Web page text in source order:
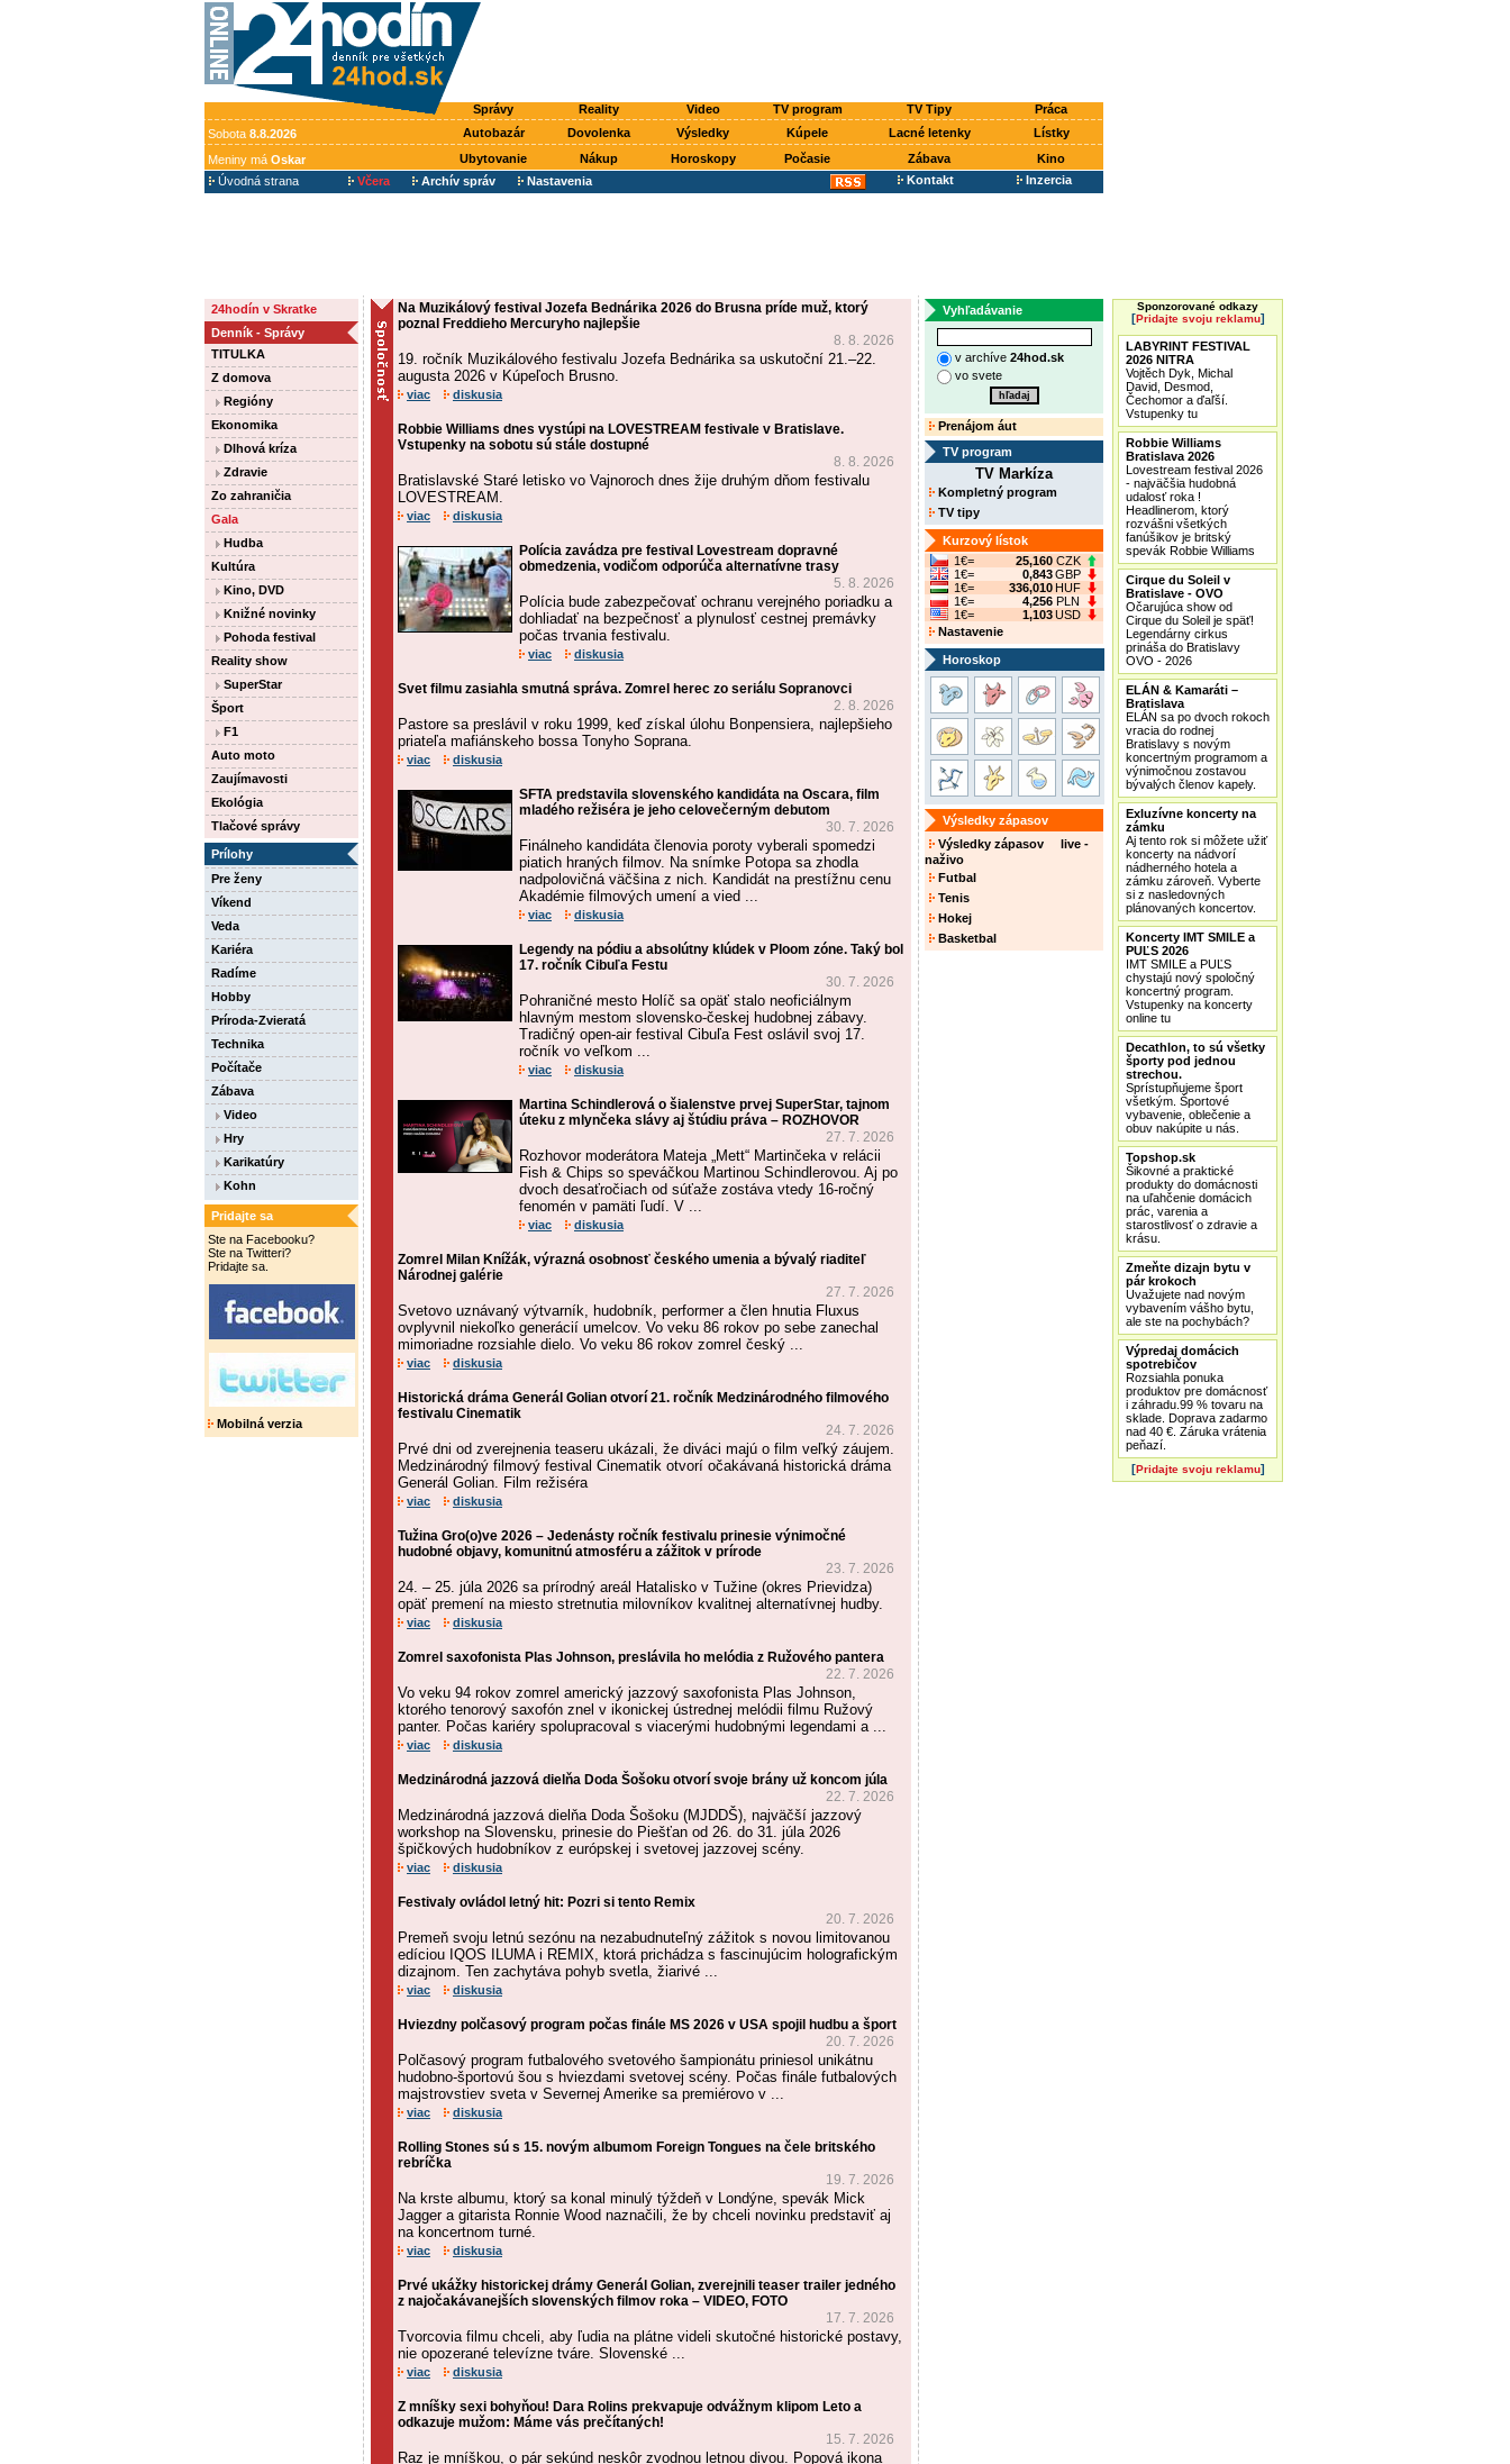
Správy Reality Video TV program TV Tipy
Práca
Sobota 8.8.2026 Autobazár Dovolenka Výsledky Kúpele Lacné letenky
Lístky
Meniny má Oskar Ubytovanie Nákup Horoskopy Počasie Zábava
Kino
Úvodná strana
Včera Archív správ Nastavenia Kontakt Inzercia
24hodín v Skratke
Denník - Správy
TITULKA
Z domova
Regióny
Ekonomika
Dlhová kríza
Zdravie
Zo zahraničia
Gala
Hudba
Kultúra
Kino, DVD
Knižné novinky
Pohoda festival
Reality show
SuperStar
Šport
F1
Auto moto
Zaujímavosti
Ekológia
Tlačové správy
Prílohy
Pre ženy
Víkend
Veda
Kariéra
Radíme
Hobby
Príroda-Zvieratá
Technika
Počítače
Zábava
Video
Hry
Karikatúry
Kohn
Pridajte sa
Ste na Facebooku?
Ste na Twitteri?
Pridajte sa.
Mobilná verzia
Na Muzikálový festival Jozefa Bednárika 2026 do Brusna príde muž, ktorý
poznal Freddieho Mercuryho najlepšie
8. 8. 2026
19. ročník Muzikálového festivalu Jozefa Bednárika sa uskutoční 21.–22.
augusta 2026 v Kúpeľoch Brusno.
viac diskusia
Robbie Williams dnes vystúpi na LOVESTREAM festivale v Bratislave.
Vstupenky na sobotu sú stále dostupné
8. 8. 2026
Bratislavské Staré letisko vo Vajnoroch dnes žije druhým dňom festivalu
LOVESTREAM.
viac diskusia
Polícia zavádza pre festival Lovestream dopravné
obmedzenia, vodičom odporúča alternatívne trasy
5. 8. 2026
Polícia bude zabezpečovať ochranu verejného poriadku a
dohliadať na bezpečnosť a plynulosť cestnej premávky
počas trvania festivalu.
viac diskusia
Svet filmu zasiahla smutná správa. Zomrel herec zo seriálu Sopranovci
2. 8. 2026
Pastore sa preslávil v roku 1999, keď získal úlohu Bonpensiera, najlepšieho
priateľa mafiánskeho bossa Tonyho Soprana.
viac diskusia
SFTA predstavila slovenského kandidáta na Oscara, film
mladého režiséra je jeho celovečerným debutom
30. 7. 2026
Finálneho kandidáta členovia poroty vyberali spomedzi
piatich hraných filmov. Na snímke Potopa sa zhodla
nadpolovičná väčšina z nich. Kandidát na prestížnu cenu
Akadémie filmových umení a vied ...
viac diskusia
Legendy na pódiu a absolútny klúdek v Ploom zóne. Taký bol
17. ročník Cibuľa Festu
30. 7. 2026
Pohraničné mesto Holíč sa opäť stalo neoficiálnym
hlavným mestom slovensko-českej hudobnej zábavy.
Tradičný open-air festival Cibuľa Fest oslávil svoj 17.
ročník vo veľkom ...
viac diskusia
Martina Schindlerová o šialenstve prvej SuperStar, tajnom
úteku z mlynčeka slávy aj štúdiu práva – ROZHOVOR
27. 7. 2026
Rozhovor moderátora Mateja „Mett“ Martinčeka v relácii
Fish & Chips so speváčkou Martinou Schindlerovou. Aj po
dvoch desaťročiach od súťaže zostáva vtedy 16-ročný
fenomén v pamäti ľudí. V ...
viac diskusia
Zomrel Milan Knížák, výrazná osobnosť českého umenia a bývalý riaditeľ
Národnej galérie
27. 7. 2026
Svetovo uznávaný výtvarník, hudobník, performer a člen hnutia Fluxus
ovplyvnil niekoľko generácií umelcov. Vo veku 86 rokov po sebe zanechal
mimoriadne rozsiahle dielo. Vo veku 86 rokov zomrel český ...
viac diskusia
Historická dráma Generál Golian otvorí 21. ročník Medzinárodného filmového
festivalu Cinematik
24. 7. 2026
Prvé dni od zverejnenia teaseru ukázali, že diváci majú o film veľký záujem.
Medzinárodný filmový festival Cinematik otvorí očakávaná historická dráma
Generál Golian. Film režiséra
viac diskusia
Tužina Gro(o)ve 2026 – Jedenásty ročník festivalu prinesie výnimočné
hudobné objavy, komunitnú atmosféru a zážitok v prírode
23. 7. 2026
24. – 25. júla 2026 sa prírodný areál Hatalisko v Tužine (okres Prievidza)
opäť premení na miesto stretnutia milovníkov kvalitnej alternatívnej hudby.
viac diskusia
Zomrel saxofonista Plas Johnson, preslávila ho melódia z Ružového pantera
22. 7. 2026
Vo veku 94 rokov zomrel americký jazzový saxofonista Plas Johnson,
ktorého tenorový saxofón znel v ikonickej ústrednej melódii filmu Ružový
panter. Počas kariéry spolupracoval s viacerými hudobnými legendami a ...
viac diskusia
Medzinárodná jazzová dielňa Doda Šošoku otvorí svoje brány už koncom júla
22. 7. 2026
Medzinárodná jazzová dielňa Doda Šošoku (MJDDŠ), najväčší jazzový
workshop na Slovensku, prinesie do Piešťan od 26. do 31. júla 2026
špičkových hudobníkov z európskej i svetovej jazzovej scény.
viac diskusia
Festivaly ovládol letný hit: Pozri si tento Remix
20. 7. 2026
Premeň svoju letnú sezónu na nezabudnuteľný zážitok s novou limitovanou
edíciou IQOS ILUMA i REMIX, ktorá prichádza s fascinujúcim holografickým
dizajnom. Ten zachytáva pohyb svetla, žiarivé ...
viac diskusia
Hviezdny polčasový program počas finále MS 2026 v USA spojil hudbu a šport
20. 7. 2026
Polčasový program futbalového svetového šampionátu priniesol unikátnu
hudobno-športovú šou s hviezdami svetovej scény. Počas finále futbalových
majstrovstiev sveta v Severnej Amerike sa premiérovo v ...
viac diskusia
Rolling Stones sú s 15. novým albumom Foreign Tongues na čele britského
rebríčka
19. 7. 2026
Na krste albumu, ktorý sa konal minulý týždeň v Londýne, spevák Mick
Jagger a gitarista Ronnie Wood naznačili, že by chceli novinku predstaviť aj
na koncertnom turné.
viac diskusia
Prvé ukážky historickej drámy Generál Golian, zverejnili teaser trailer jedného
z najočakávanejších slovenských filmov roka – VIDEO, FOTO
17. 7. 2026
Tvorcovia filmu chceli, aby ľudia na plátne videli skutočné historické postavy,
nie opozerané televízne tváre. Slovenské ...
viac diskusia
Z mníšky sexi bohyňou! Dara Rolins prekvapuje odvážnym klipom Leto a
odkazuje mužom: Máme vás prečítaných!
15. 7. 2026
Raz je mníškou, o pár sekúnd neskôr zvodnou letnou divou. Popová ikona
Vyhľadávanie
v archíve 24hod.sk
vo svete
Prenájom áut
TV program
TV Markíza
Kompletný program
TV tipy
Kurzový lístok
1€=
25,160 CZK
1€=
0,843GBP
1€=
336,010HUF
1€=
4,256 PLN
1€=
1,103USD
Nastavenie
Horoskop
Výsledky zápasov
Výsledky zápasov live -
naživo
Futbal
Tenis
Hokej
Basketbal
Sponzorované odkazy
[Pridajte svoju reklamu]
LABYRINT FESTIVAL
2026 NITRA
Vojtěch Dyk, Michal
David, Desmod,
Čechomor a ďaľší.
Vstupenky tu
Robbie Williams
Bratislava 2026
Lovestream festival 2026
- najväčšia hudobná
udalosť roka !
Headlinerom, ktorý
rozvášni všetkých
fanúšikov je britský
spevák Robbie Williams
Cirque du Soleil v
Bratislave - OVO
Očarujúca show od
Cirque du Soleil je späť!
Legendárny cirkus
prináša do Bratislavy
OVO - 2026
ELÁN & Kamaráti –
Bratislava
ELÁN sa po dvoch rokoch
vracia do rodnej
Bratislavy s novým
koncertným programom a
výnimočnou zostavou
bývalých členov kapely.
Exluzívne koncerty na
zámku
Aj tento rok si môžete užiť
koncerty na nádvorí
nádherného hotela a
zámku zároveň. Vyberte
si z nasledovných
plánovaných koncertov.
Koncerty IMT SMILE a
PUĽS 2026
IMT SMILE a PUĽS
chystajú nový spoločný
koncertný program.
Vstupenky na koncerty
online tu
Decathlon, to sú všetky
športy pod jednou
strechou.
Sprístupňujeme šport
všetkým. Športové
vybavenie, oblečenie a
obuv nakúpite u nás.
Topshop.sk
Šikovné a praktické
produkty do domácnosti
na uľahčenie domácich
prác, varenia a
starostlivosť o zdravie a
krásu.
Zmeňte dizajn bytu v
pár krokoch
Uvažujete nad novým
vybavením vášho bytu,
ale ste na pochybách?
Výpredaj domácich
spotrebičov
Rozsiahla ponuka
produktov pre domácnosť
i záhradu.99 % tovaru na
sklade. Doprava zadarmo
nad 40 €. Záruka vrátenia
peňazí.
[Pridajte svoju reklamu]